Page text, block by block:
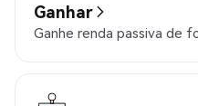
Ganhar
Ganhe renda passiva de